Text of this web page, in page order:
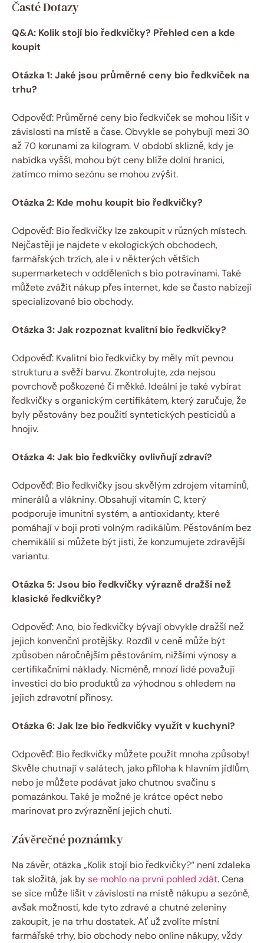
Časté Dotazy
Q&A: Kolik stojí bio ředkvičky? Přehled cen a kde
koupit
Otázka 1: Jaké jsou průměrné ceny bio ředkviček na
trhu?
Odpověď: Průměrné ceny bio ředkviček se mohou lišit v
závislosti na místě a čase. Obvykle se pohybují mezi 30
až 70 korunami za kilogram. V období sklizně, kdy je
nabídka vyšší, mohou být ceny blíže dolní hranici,
zatímco mimo sezónu se mohou zvýšit.
Otázka 2: Kde mohu koupit bio ředkvičky?
Odpověď: Bio ředkvičky lze zakoupit v různých místech.
Nejčastěji je najdete v ekologických obchodech,
farmářských trzích, ale i v některých větších
supermarketech v odděleních s bio potravinami. Také
můžete zvážit nákup přes internet, kde se často nabízejí
specializované bio obchody.
Otázka 3: Jak rozpoznat kvalitní bio ředkvičky?
Odpověď: Kvalitní bio ředkvičky by měly mít pevnou
strukturu a svěží barvu. Zkontrolujte, zda nejsou
povrchově poškozené či měkké. Ideální je také vybírat
ředkvičky s organickým certifikátem, který zaručuje, že
byly pěstovány bez použití syntetických pesticidů a
hnojiv.
Otázka 4: Jak bio ředkvičky ovlivňují zdraví?
Odpověď: Bio ředkvičky jsou skvělým zdrojem vitamínů,
minerálů a vlákniny. Obsahují vitamín C, který
podporuje imunitní systém, a antioxidanty, které
pomáhají v boji proti volným radikálům. Pěstováním bez
chemikálií si můžete být jisti, že konzumujete zdravější
variantu.
Otázka 5: Jsou bio ředkvičky výrazně dražší než
klasické ředkvičky?
Odpověď: Ano, bio ředkvičky bývají obvykle dražší než
jejich konvenční protějšky. Rozdíl v ceně může být
způsoben náročnějším pěstováním, nižšími výnosy a
certifikačními náklady. Nicméně, mnozí lidé považují
investici do bio produktů za výhodnou s ohledem na
jejich zdravotní přínosy.
Otázka 6: Jak lze bio ředkvičky využít v kuchyni?
Odpověď: Bio ředkvičky můžete použít mnoha způsoby!
Skvěle chutnají v salátech, jako příloha k hlavním jídlům,
nebo je můžete podávat jako chutnou svačinu s
pomazánkou. Také je možné je krátce opéct nebo
marinovat pro zvýraznění jejich chuti.
Závěrečné poznámky
Na závěr, otázka „Kolik stojí bio ředkvičky?“ není zdaleka
tak složitá, jak byse mohlo na první pohled zdát. Cena
se sice může lišit v závislosti na místě nákupu a sezóně,
avšak možností, kde tyto zdravé a chutné zeleniny
zakoupit, je na trhu dostatek. Ať už zvolíte místní
farmářské trhy, bio obchody nebo online nákupy, vždy